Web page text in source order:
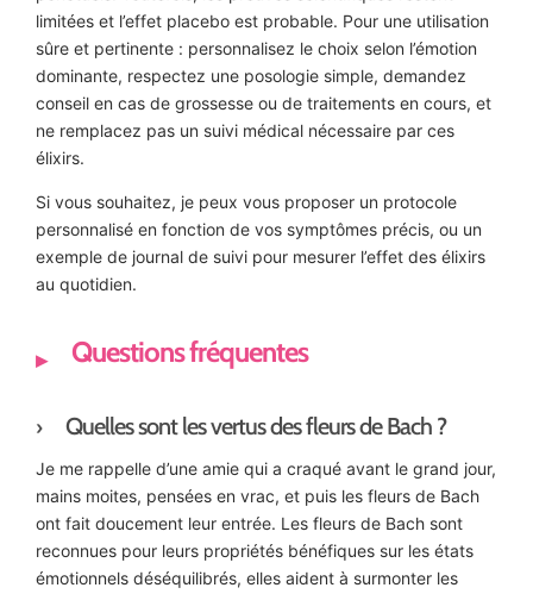
limitées et l’effet placebo est probable. Pour une utilisation
sûre et pertinente : personnalisez le choix selon l’émotion
dominante, respectez une posologie simple, demandez
conseil en cas de grossesse ou de traitements en cours, et
ne remplacez pas un suivi médical nécessaire par ces
élixirs.
Si vous souhaitez, je peux vous proposer un protocole
personnalisé en fonction de vos symptômes précis, ou un
exemple de journal de suivi pour mesurer l’effet des élixirs
au quotidien.
Questions fréquentes
Quelles sont les vertus des fleurs de Bach ?
Je me rappelle d’une amie qui a craqué avant le grand jour,
mains moites, pensées en vrac, et puis les fleurs de Bach
ont fait doucement leur entrée. Les fleurs de Bach sont
reconnues pour leurs propriétés bénéfiques sur les états
émotionnels déséquilibrés, elles aident à surmonter les